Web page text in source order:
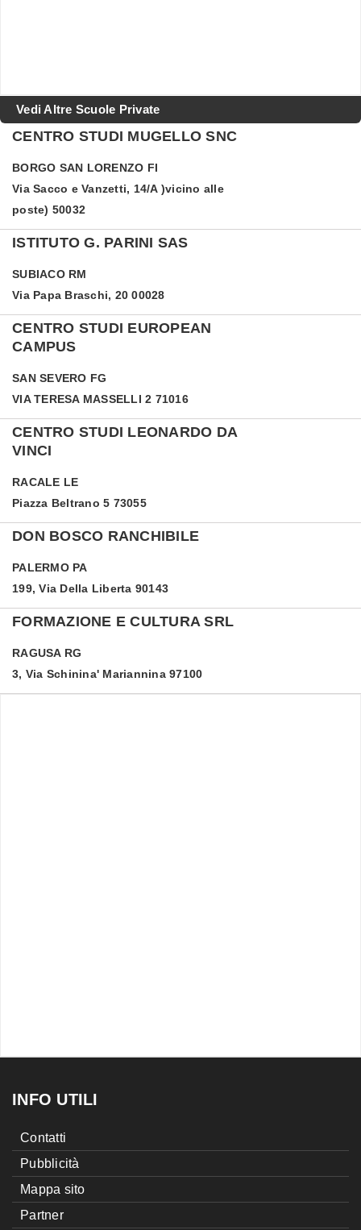
Vedi Altre Scuole Private
CENTRO STUDI MUGELLO SNC
BORGO SAN LORENZO FI
Via Sacco e Vanzetti, 14/A )vicino alle
poste) 50032
ISTITUTO G. PARINI SAS
SUBIACO RM
Via Papa Braschi, 20 00028
CENTRO STUDI EUROPEAN
CAMPUS
SAN SEVERO FG
VIA TERESA MASSELLI 2 71016
CENTRO STUDI LEONARDO DA
VINCI
RACALE LE
Piazza Beltrano 5 73055
DON BOSCO RANCHIBILE
PALERMO PA
199, Via Della Liberta 90143
FORMAZIONE E CULTURA SRL
RAGUSA RG
3, Via Schinina' Mariannina 97100
INFO UTILI
Contatti
Pubblicità
Mappa sito
Partner